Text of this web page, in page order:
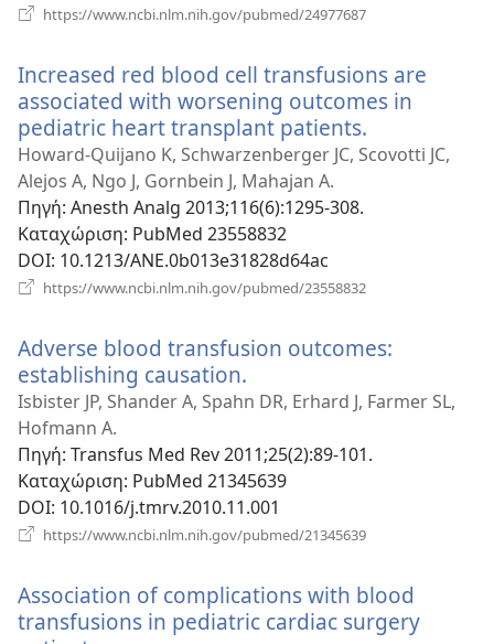
https://www.ncbi.nlm.nih.gov/pubmed/24977687
Increased red blood cell transfusions are
associated with worsening outcomes in
pediatric heart transplant patients.
νέο
Howard-Quijano K, Schwarzenberger JC, Scovotti JC,
Alejos A, Ngo J, Gornbein J, Mahajan A.
Πηγή‎: Anesth Analg 2013;116(6):1295-308.
Καταχώριση‎: PubMed 23558832
DOI‎: 10.1213/ANE.0b013e31828d64ac
https://www.ncbi.nlm.nih.gov/pubmed/23558832
Adverse blood transfusion outcomes:
establishing causation.
νέο
Isbister JP, Shander A, Spahn DR, Erhard J, Farmer SL,
Hofmann A.
Πηγή‎: Transfus Med Rev 2011;25(2):89-101.
Καταχώριση‎: PubMed 21345639
DOI‎: 10.1016/j.tmrv.2010.11.001
https://www.ncbi.nlm.nih.gov/pubmed/21345639
Association of complications with blood
transfusions in pediatric cardiac surgery